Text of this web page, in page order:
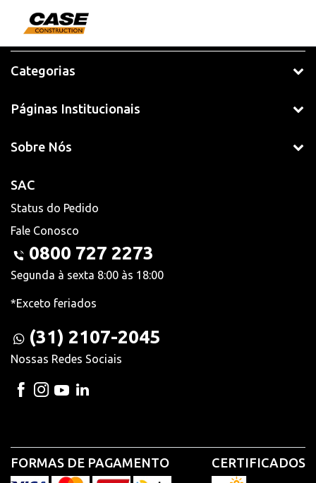
Categorias
Páginas Institucionais
Sobre Nós
SAC
Status do Pedido
Fale Conosco
0800 727 2273
Segunda à sexta 8:00 às 18:00
*Exceto feriados
(31) 2107-2045
Nossas Redes Sociais
FORMAS DE PAGAMENTO CERTIFICADOS